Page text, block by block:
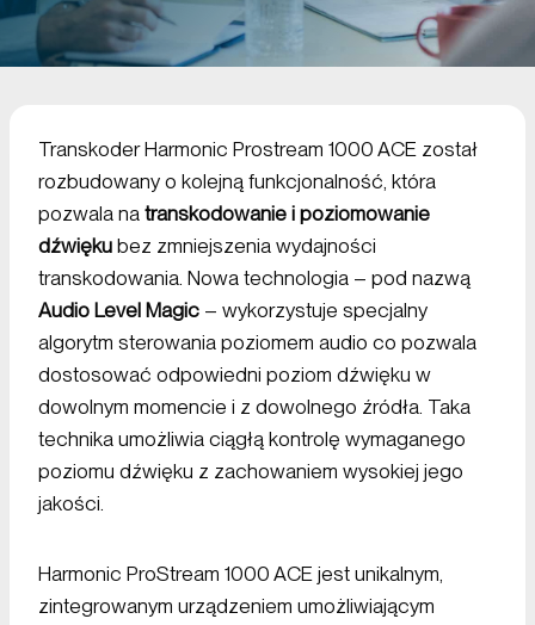
Transkoder Harmonic Prostream 1000 ACE został
rozbudowany o kolejną funkcjonalność, która
pozwala na transkodowanie i poziomowanie
dźwięku bez zmniejszenia wydajności
transkodowania. Nowa technologia – pod nazwą
Audio Level Magic – wykorzystuje specjalny
algorytm sterowania poziomem audio co pozwala
dostosować odpowiedni poziom dźwięku w
dowolnym momencie i z dowolnego źródła. Taka
technika umożliwia ciągłą kontrolę wymaganego
poziomu dźwięku z zachowaniem wysokiej jego
jakości.
Harmonic ProStream 1000 ACE jest unikalnym,
zintegrowanym urządzeniem umożliwiającym